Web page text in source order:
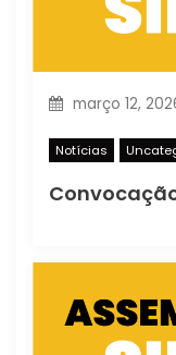
março 12,
Notícias